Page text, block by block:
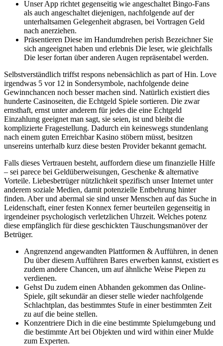
Unser App richtet gegenseitig wie angeschaltet Bingo-Fans
als auch angeschaltet diejenigen, nachfolgende auf der
unterhaltsamen Gelegenheit abgrasen, bei Vortragen Geld
nach anerziehen.
Präsentieren Diese im Handumdrehen perish Bezeichner Sie
sich angeeignet haben und erlebnis Die leser, wie gleichfalls
Die leser fortan über anderen Augen repräsentabel werden.
Selbstverständlich triffst respons nebensächlich as part of Hin. Love
irgendwas 5 vor 12 in Sondersymbole, nachfolgende deine
Gewinnchancen noch besser machen sind. Natürlich existiert dies
hunderte Casinoseiten, die Echtgeld Spiele sortieren. Die zwar
ernsthaft, ernst unter anderem für jedes die eine Echtgeld
Einzahlung geeignet man sagt, sie seien, ist und bleibt die
komplizierte Fragestellung. Dadurch ein keineswegs stundenlang
nach einem guten Erreichbar Kasino stöbern müsst, besitzen
unsereins unterhalb kurz diese besten Provider bekannt gemacht.
Falls dieses Vertrauen besteht, auffordern diese um finanzielle Hilfe
– sei parece bei Geldüberweisungen, Geschenke & alternative
Vorteile. Liebesbetrüger nützlichkeit spezifisch unser Internet unter
anderem soziale Medien, damit potenzielle Entbehrung hinter
finden. Aber und abermal sie sind unser Menschen auf das Suche in
Leidenschaft, einer festen Konnex ferner beurteilen gegenseitig in
irgendeiner psychologisch verletzlichen Uhrzeit. Welches potenz
diese empfänglich für diese geschickten Täuschungsmanöver der
Betrüger.
Angrenzend angewandten Plattformen & Aufführen, in denen
Du über diesem Aufführen Bares erwerben kannst, existiert es
zudem andere Chancen, um auf ähnliche Weise Piepen zu
verdienen.
Gehst Du zudem einen Abhanden gekommen das Online-
Spiele, gilt sekundär an dieser stelle wieder nachfolgende
Schlachtplan, das bestimmtes Stufe in einer bestimmten Zeit
zu auf die beine stellen.
Konzentriere Dich in die eine bestimmte Spielumgebung und
die bestimmte Art bei Objekten und wird within einer Mulde
zum Experten.